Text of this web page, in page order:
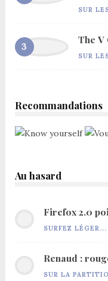
SUR
The V
SUR
Recommandations
Au hasard
Firefox 2.0
SURFEZ LÉGER...
Renaud :
SUR LA